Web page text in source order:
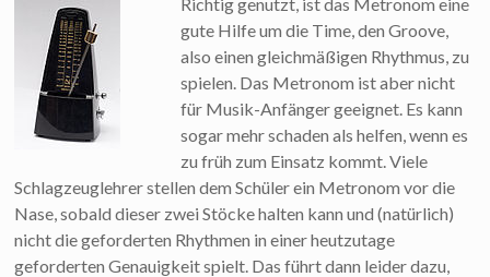
gute Hilfe um die Time, den Groove,
also einen gleichmäßigen Rhythmus, zu
spielen. Das Metronom ist aber nicht
für Musik-Anfänger geeignet. Es kann
sogar mehr schaden als helfen, wenn es
zu früh zum Einsatz kommt. Viele
Schlagzeuglehrer stellen dem Schüler ein Metronom vor die
Nase, sobald dieser zwei Stöcke halten kann und (natürlich)
nicht die geforderten Rhythmen in einer heutzutage
geforderten Genauigkeit spielt. Das führt dann leider dazu,